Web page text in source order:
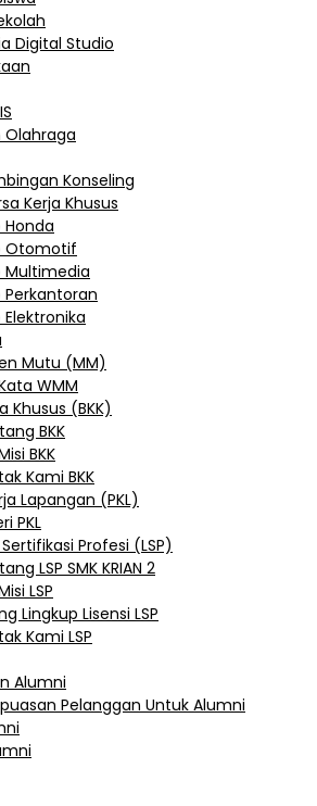
Digital Studio
Olahraga
Konseling
Kerja Khusus
Honda
Otomotif
Multimedia
Perkantoran
Mutu (MM)
WMM
Khusus (BKK)
BKK
BKK
Kami BKK
Lapangan (PKL)
PKL
Profesi (LSP)
LSP SMK KRIAN 2
LSP
Lingkup Lisensi LSP
Kami LSP
Alumni
Pelanggan Untuk Alumni